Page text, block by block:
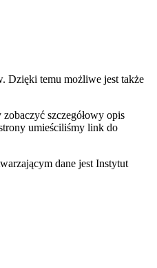
Dzięki temu możliwe jest także
zobaczyć szczegółowy opis
umieściliśmy link do
dane jest Instytut